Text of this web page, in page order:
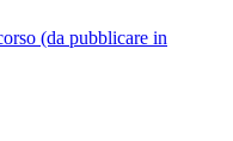
(da pubblicare in